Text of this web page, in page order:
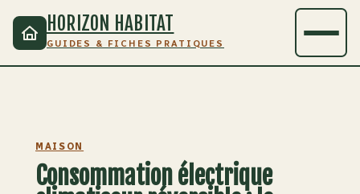
HORIZON HABITAT
GUIDES & FICHES PRATIQUES
MAISON
Consommation électrique